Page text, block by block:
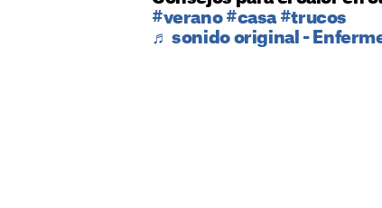
#verano #casa #trucos
♬ sonido original -